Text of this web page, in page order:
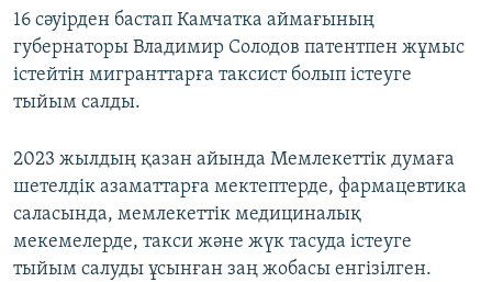
16 сәуірден бастап Камчатка аймағының
губернаторы Владимир Солодов патентпен жұмыс
істейтін мигранттарға таксист болып істеуге
тыйым салды.
2023 жылдың қазан айында Мемлекеттік думаға
шетелдік азаматтарға мектептерде, фармацевтика
саласында, мемлекеттік медициналық
мекемелерде, такси және жүк тасуда істеуге
тыйым салуды ұсынған заң жобасы енгізілген.